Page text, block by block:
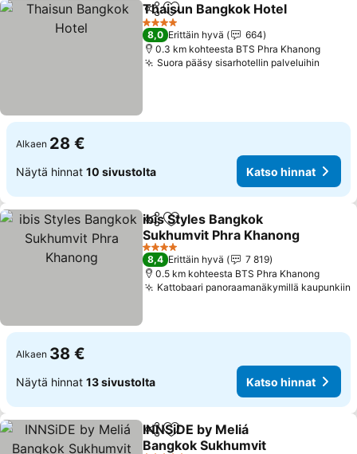
Jaa Lisää suosikkeihin
Thaisun Bangkok Hotel
4 Tähtiluokitus
8,0 Erittäin hyvä
664
0.3 km kohteesta BTS Phra Khanong
Suora pääsy sisarhotellin palveluihin
Alkaen 28 €
Näytä hinnat 10 sivustolta Katso hinnat
Jaa Lisää suosikkeihin
ibis Styles Bangkok
Sukhumvit Phra Khanong
4 Tähtiluokitus
8,4 Erittäin hyvä
7 819
0.5 km kohteesta BTS Phra Khanong
Kattobaari panoraamanäkymillä kaupunkiin
Alkaen 38 €
Näytä hinnat 13 sivustolta Katso hinnat
Jaa Lisää suosikkeihin
INNSiDE by Meliá
Bangkok Sukhumvit